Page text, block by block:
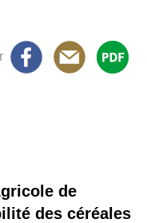
de
des céréales